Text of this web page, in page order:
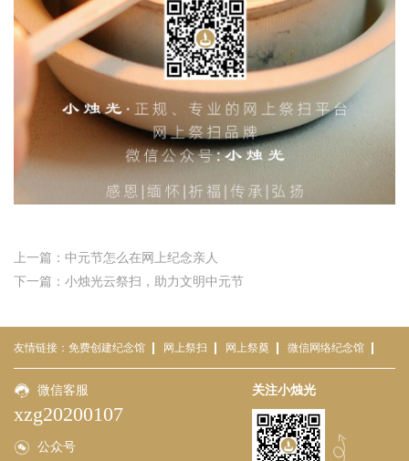
上一篇：中元节怎么在网上纪念亲人
下一篇：小烛光云祭扫，助力文明中元节
友情链接： 免费创建纪念馆 网上祭扫 网上祭奠 微信网络纪念馆
免费网络祭祀平台 云祭扫
关注小烛光
微信客服
xzg20200107
公众号